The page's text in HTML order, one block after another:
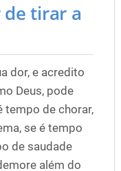
tirar a
dor, e acredito
Deus, pode
tempo de chorar,
se é tempo
de saudade
além do